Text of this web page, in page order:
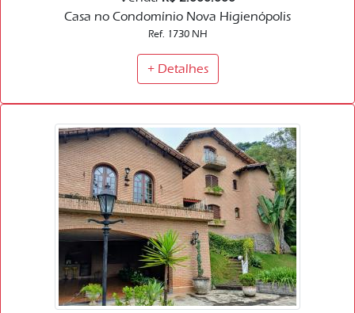
Casa no Condomínio Nova Higienópolis
Ref. 1730 NH
+ Detalhes